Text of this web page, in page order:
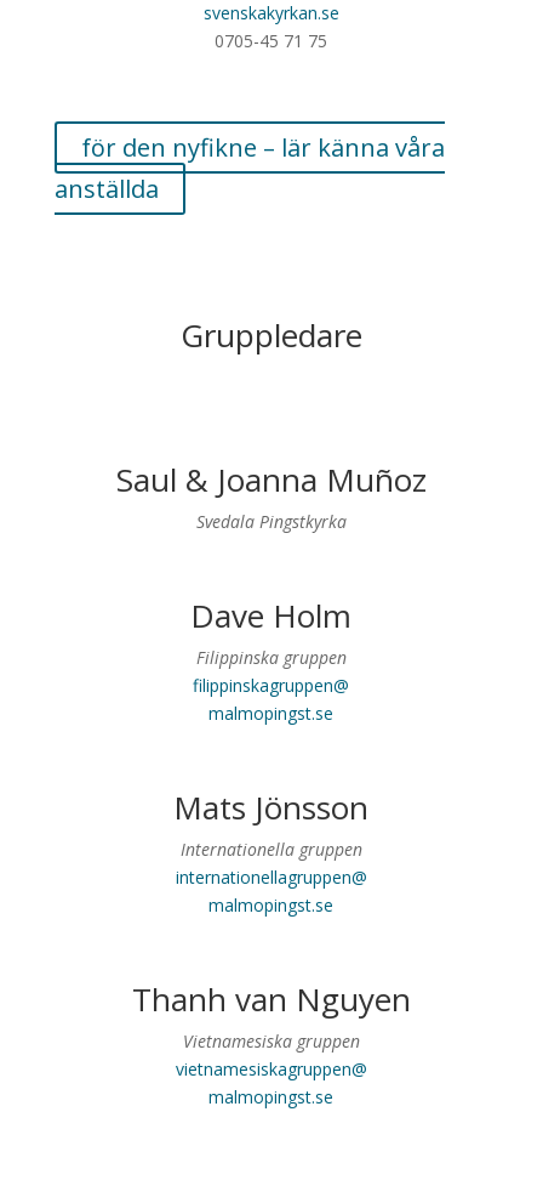
svenskakyrkan.se
0705-45 71 75
för den nyfikne – lär känna våra
anställda
Gruppledare
Saul & Joanna Muñoz
Svedala Pingstkyrka
Dave Holm
Filippinska gruppen
filippinskagruppen@
malmopingst.se
Mats Jönsson
Internationella gruppen
internationellagruppen@
malmopingst.se
Thanh van Nguyen
Vietnamesiska gruppen
vietnamesiskagruppen@
malmopingst.se